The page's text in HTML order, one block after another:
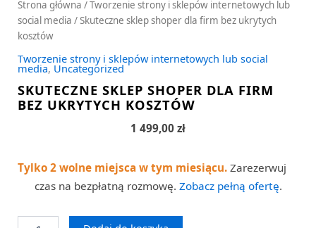
Strona główna /Tworzenie strony i sklepów internetowych lub
social media / Skuteczne sklep shoper dla firm bez ukrytych
kosztów
Tworzenie strony i sklepów internetowych lub social
media, Uncategorized
SKUTECZNE SKLEP SHOPER DLA FIRM
BEZ UKRYTYCH KOSZTÓW
1 499,00 zł
Tylko 2 wolne miejsca w tym miesiącu. Zarezerwuj
czas na bezpłatną rozmowę. Zobacz pełną ofertę.